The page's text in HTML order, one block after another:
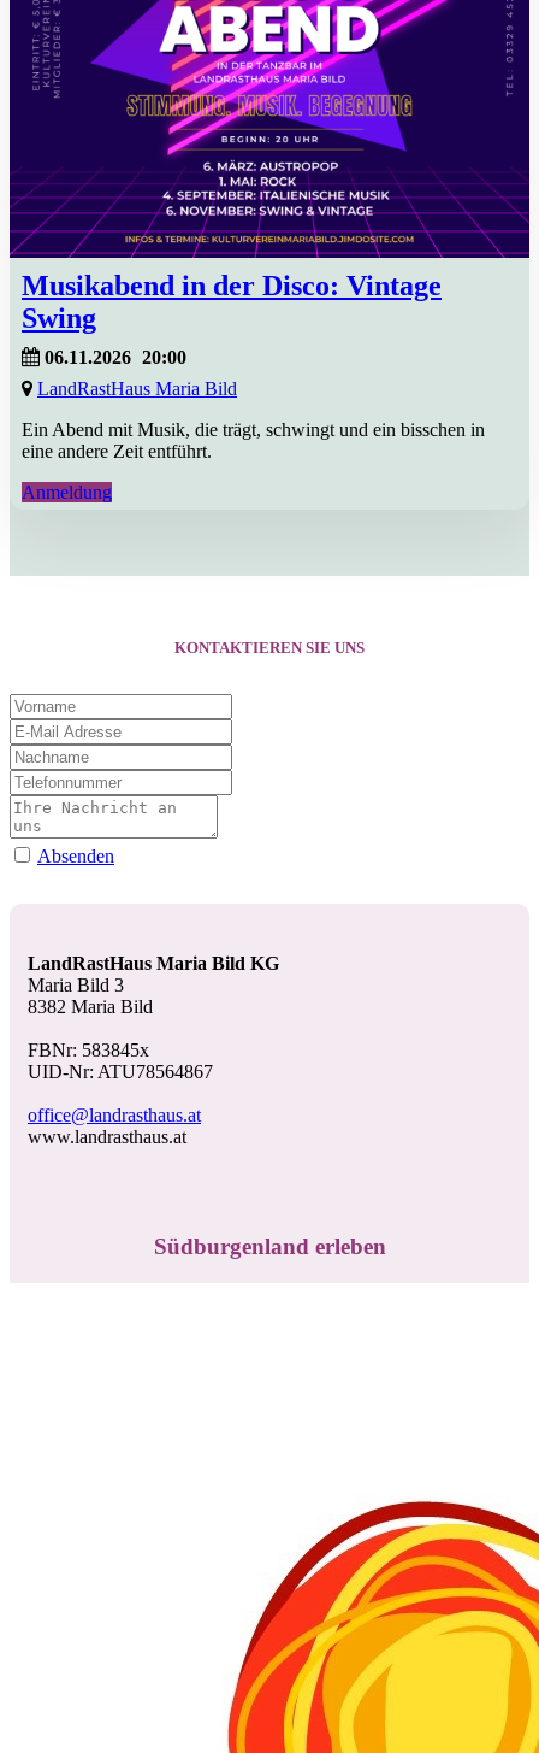
Musikabend in der Disco: Vintage
Swing
06.11.2026 20:00
LandRastHaus Maria Bild
Ein Abend mit Musik, die trägt, schwingt und ein bisschen in
eine andere Zeit entführt.
Anmeldung
KONTAKTIEREN SIE UNS
Absenden
LandRastHaus Maria Bild KG
Maria Bild 3
8382 Maria Bild
FBNr: 583845x
UID-Nr: ATU78564867
office@landrasthaus.at
www.landrasthaus.at
Südburgenland erleben